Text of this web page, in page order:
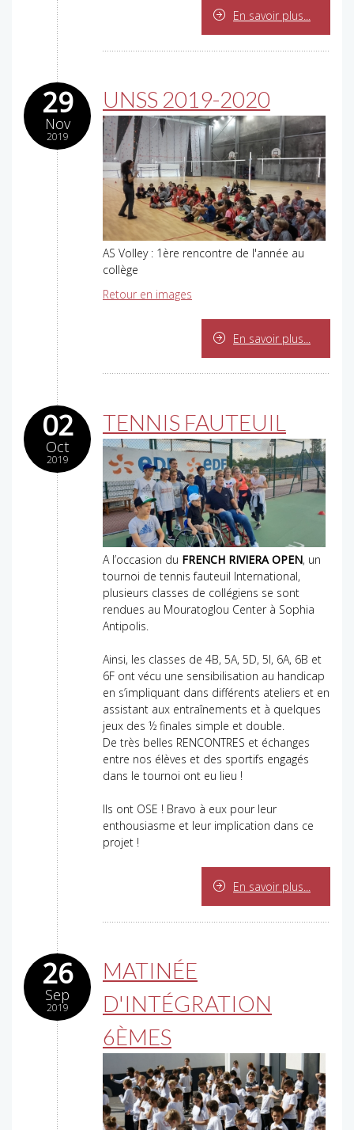
En savoir plus...
29
Nov
2019
UNSS 2019-2020
AS Volley : 1ère rencontre de l'année au
collège
Retour en images
En savoir plus...
02
Oct
2019
TENNIS FAUTEUIL
A l’occasion du FRENCH RIVIERA OPEN, un
tournoi de tennis fauteuil International,
plusieurs classes de collégiens se sont
rendues au Mouratoglou Center à Sophia
Antipolis.
Ainsi, les classes de 4B, 5A, 5D, 5I, 6A, 6B et
6F ont vécu une sensibilisation au handicap
en s’impliquant dans différents ateliers et en
assistant aux entraînements et à quelques
jeux des ½ finales simple et double.
De très belles RENCONTRES et échanges
entre nos élèves et des sportifs engagés
dans le tournoi ont eu lieu !
Ils ont OSE ! Bravo à eux pour leur
enthousiasme et leur implication dans ce
projet !
En savoir plus...
26
Sep
2019
MATINÉE
D'INTÉGRATION
6ÈMES